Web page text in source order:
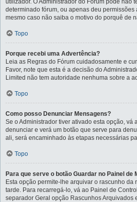
utilizador. O Administrador do Fórum pode não
determinado fórum, ou apenas deu permissões
mesmo caso não saiba o motivo do porquê de
Topo
Porque recebi uma Advertência?
Leia as Regras do Fórum cuidadosamente e
Favor, note que esta é a decisão do
Limited não tem autoridade nenhuma sobre a
Topo
Como posso Denunciar Mensagens?
Se o Administrador tiver ativado esta opção, vá
denunciar e verá um botão que serve para
ali, será encaminhado às etapas necessárias
Topo
Para que serve o botão Guardar no Painel de
Esta opção permite-lhe arquivar o rascunho da
tarde. Para recarregá-lo, vá ao Painel de
separador Geral opção Rascunhos Arquivados